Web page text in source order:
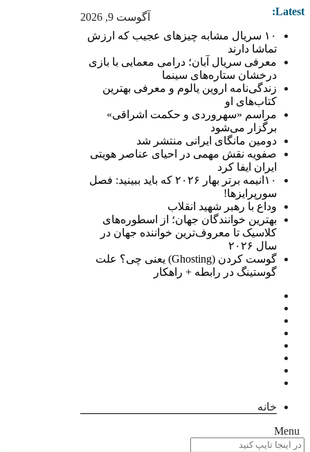
آگوست 9, 2026 Latest:
۱۰ سریال مشابه چیزهای عجیب که ارزش
تماشا دارند
معرفی سریال آبان؛ درامی معمایی با بازی
درخشان ستاره‌های سینما
زندگی‌نامه اروین یالوم و معرفی بهترین
کتاب‌های او
مراسم «سهروردی و حکمت اشراقی»
برگزار می‌شود
دومین مانگای ایرانی منتشر شد
صفویه نقش مهمی در احیای عناصر هویتی
ایران ایفا کرد
۱۰انیمه برتر بهار ۲۰۲۶ که باید ببینید: فصل
سورپرایزها!
وداع با رهبر شهید انقلاب
بهترین خوانندگان جهان؛ از اسطوره‌های
کلاسیک تا معروف‌ترین خواننده جهان در
سال ۲۰۲۶
گوست کردن (Ghosting) یعنی چی؟ علت
گوستینگ در رابطه + راهکار
خانه
Menu